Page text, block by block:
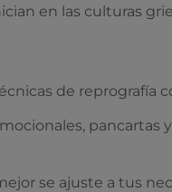
en las culturas
de reprografía
se ajuste a tus